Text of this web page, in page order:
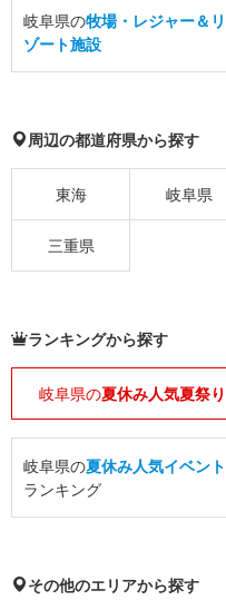
岐阜県の牧場・レジャー＆リ
ゾート施設
周辺の都道府県から探す
東海 岐阜県
三重県
ランキングから探す
岐阜県の夏休み人気夏祭り
岐阜県の夏休み人気イベント
ランキング
その他のエリアから探す